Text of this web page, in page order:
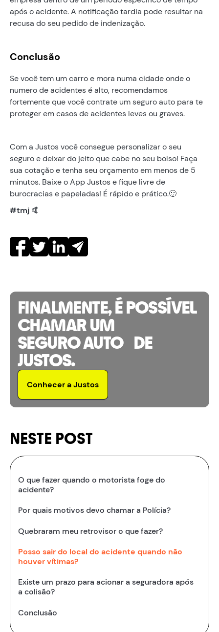
após o acidente. A notificação tardia pode resultar na
recusa do seu pedido de indenização.
Conclusão
Se você tem um carro e mora numa cidade onde o
numero de acidentes é alto, recomendamos
fortemente que você contrate um seguro auto para te
proteger em casos de acidentes leves ou graves.
Com a Justos você consegue personalizar o seu
seguro e deixar do jeito que cabe no seu bolso! Faça
sua cotação e tenha seu orçamento em menos de 5
minutos. Baixe o App Justos e fique livre de
burocracias e papeladas! É rápido e prático.🙂
#tmj 🤙
FINALMENTE, É POSSÍVEL
CHAMAR UM
SEGURO AUTO DE
JUSTOS.
Conhecer a Justos
NESTE POST
O que fazer quando o motorista foge do
acidente?
Por quais motivos devo chamar a Polícia?
Quebraram meu retrovisor o que fazer?
Posso sair do local do acidente quando não
houver vítimas?
Existe um prazo para acionar a seguradora após
a colisão?
Conclusão